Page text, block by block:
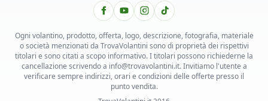
Ogni volantino, prodotto, offerta, logo, descrizione, fotografia, materiale
o società menzionati da TrovaVolantini sono di proprietà dei rispettivi
titolari e sono citati a scopo informativo. I titolari possono richiederne la
cancellazione scrivendo a info@trovavolantini.it. Invitiamo l'utente a
verificare sempre indirizzi, orari e condizioni delle offerte presso il
punto vendita.